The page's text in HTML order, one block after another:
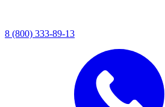
8 (800) 333-89-13